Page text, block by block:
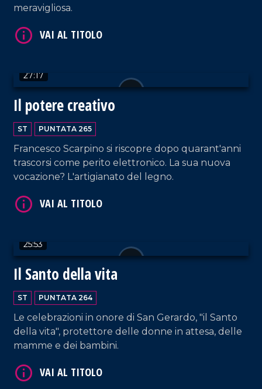
meravigliosa.
27:17
Il potere creativo
ST PUNTATA 265
Francesco Scarpino si riscopre dopo quarant'anni
trascorsi come perito elettronico. La sua nuova
vocazione? L'artigianato del legno.
25:53
Il Santo della vita
ST PUNTATA 264
Le celebrazioni in onore di San Gerardo, "il Santo
della vita", protettore delle donne in attesa, delle
mamme e dei bambini.
VAI AL TITOLO
VAI AL TITOLO
VAI AL TITOLO